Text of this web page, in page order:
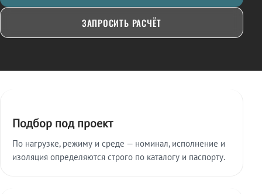
ЗАПРОСИТЬ РАСЧЁТ
Подбор под проект
По нагрузке, режиму и среде — номинал, исполнение и
изоляция определяются строго по каталогу и паспорту.